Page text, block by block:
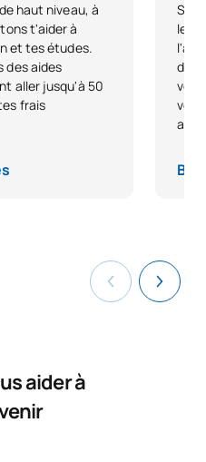
haut niveau, à
t'aider à
et tes études.
des aides
aller jusqu'à 50
frais
Si
le
aider à